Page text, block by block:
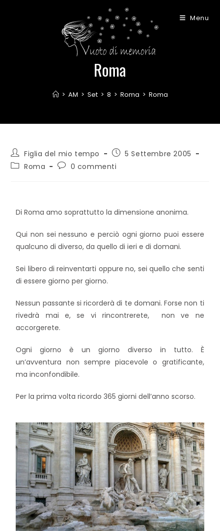
Menu
Roma
> AM > Set > 8 > Roma > Roma
Figlia del mio tempo
5 Settembre 2005
Roma
0 commenti
Di Roma amo soprattutto la dimensione anonima.
Qui non sei nessuno e perciò ogni giorno puoi essere
qualcuno di diverso, da quello di ieri e di domani.
Sei libero di reinventarti oppure no, sei quello che senti
di essere giorno per giorno.
Nessun passante si ricorderà di te domani. Forse non ti
rivedrà mai e, se vi rincontrerete, non ve ne
accorgerete.
Ogni giorno è un giorno diverso in tutto. È
un’avventura non sempre piacevole o gratificante,
ma inconfondibile.
Per la prima volta ricordo 365 giorni dell’anno scorso.